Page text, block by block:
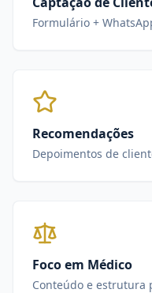
Formulário +
Recomendações
Depoimentos de
Foco em Médico
Conteúdo e estrutura